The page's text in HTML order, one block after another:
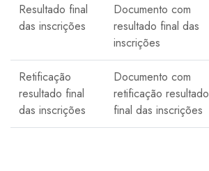
Resultado final
das inscrições
Documento com
resultado final das
inscrições
Retificação
resultado final
das inscrições
Documento com
retificação resultado
final das inscrições